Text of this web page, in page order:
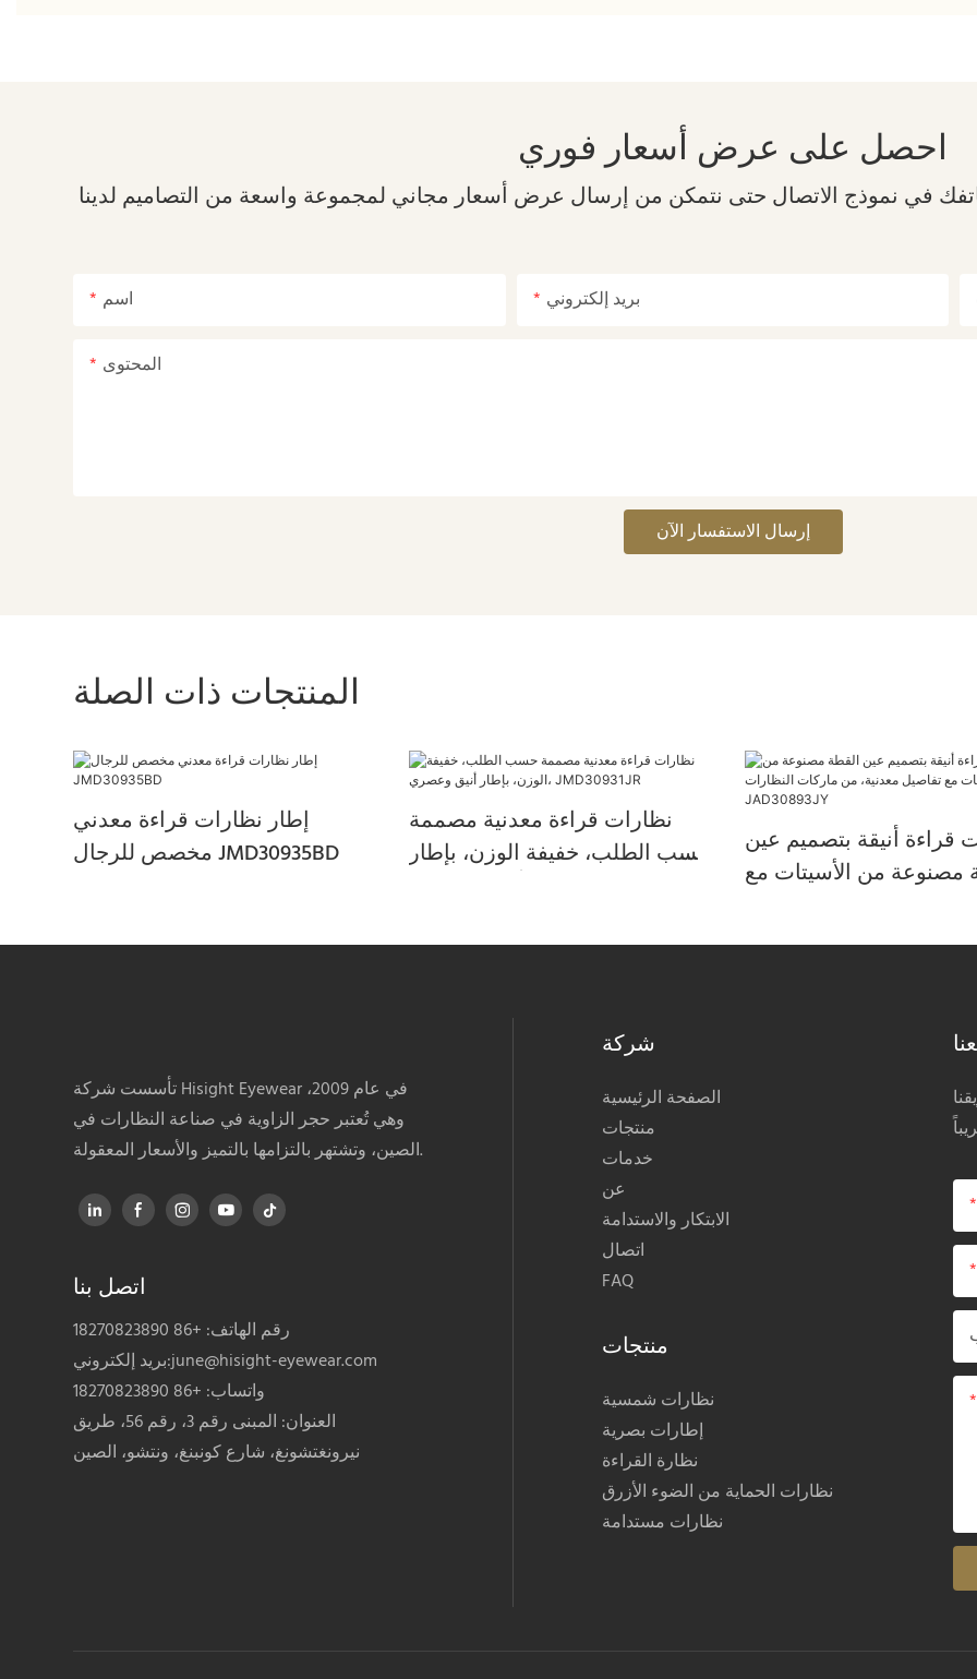
احصل على عرض أسعار فوري
اسم بريد إلكتروني
المحتوى
إرسال الاستفسار الآن
المنتجات ذات الصلة
إطار نظارات قراءة معدني
مخصص للرجال JMD30935BD
نظارات قراءة معدنية مصممة
حسب الطلب، خفيفة الوزن، بإطار
قراءة أنيقة بتصميم عين
مصنوعة من الأسيتات مع
النظارات JAD30893JY
تأسست شركة Hisight Eyewear في عام 2009،
وهي تُعتبر حجر الزاوية في صناعة النظارات في
الصين، وتشتهر بالتزامها بالتميز والأسعار المعقولة.
اتصل بنا
رقم الهاتف: +86 18270823890
بريد إلكتروني:june@hisight-eyewear.com
واتساب: +86 18270823890
العنوان: المبنى رقم 3، رقم 56، طريق
نيرونغتشونغ، شارع كونبنغ، ونتشو، الصين
شركة
الصفحة الرئيسية
منتجات
خدمات
عن
الابتكار والاستدامة
اتصال
FAQ
منتجات
نظارات شمسية
إطارات بصرية
نظارة القراءة
نظارات الحماية من الضوء الأزرق
نظارات مستدامة